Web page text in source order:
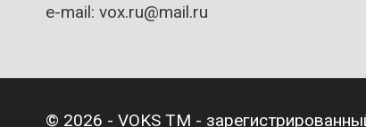
e-mail: vox.ru@mail.ru
© 2026 - VOKS TM -